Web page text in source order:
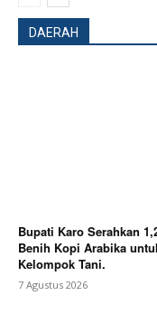
Company
Berita Lainnya
Tegaskan
DAERAH
Bupati Karo Serahkan
Benih Kopi Arabika
Kelompok Tani.
7 Agustus 2026